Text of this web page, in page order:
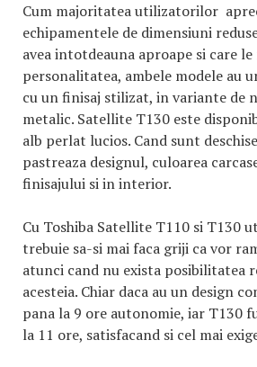
Cum majoritatea utilizatorilor
echipamentele de dimensiuni
avea intotdeauna aproape si care
personalitatea, ambele modele au
cu un finisaj stilizat, in variante de
metalic. Satellite T130 este
alb perlat lucios. Cand sunt
pastreaza designul, culoarea
finisajului si in interior.
Cu Toshiba Satellite T110 si T130
trebuie sa-si mai faca griji ca vor
atunci cand nu exista posibilitatea
acesteia. Chiar daca au un design
pana la 9 ore autonomie, iar T130
la 11 ore, satisfacand si cel mai